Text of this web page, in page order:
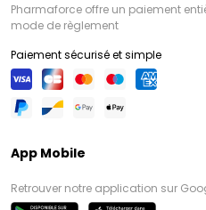
Pharmaforce offre un paiement
mode de règlement
Paiement sécurisé et simple
App Mobile
Retrouver notre application sur